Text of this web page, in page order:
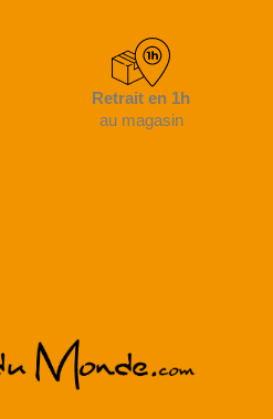
Retrait en 1h
au magasin